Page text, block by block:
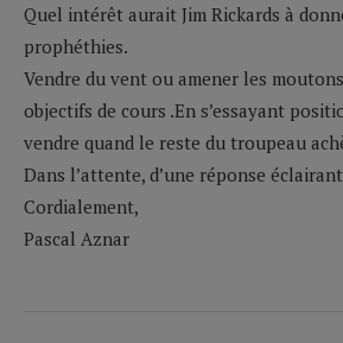
Quel intérêt aurait Jim Rickards à
prophéthies.
Vendre du vent ou amener les
objectifs de cours .En s’essayant
vendre quand le reste du troupeau
Dans l’attente, d’une réponse
Cordialement,
Pascal Aznar